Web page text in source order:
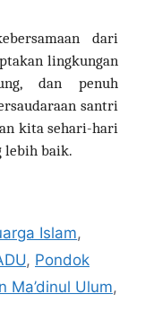
dari
lingkungan
dan penuh
santri
kita sehari-hari
lebih baik.
Islam,
, Pondok
Ma’dinul Ulum,